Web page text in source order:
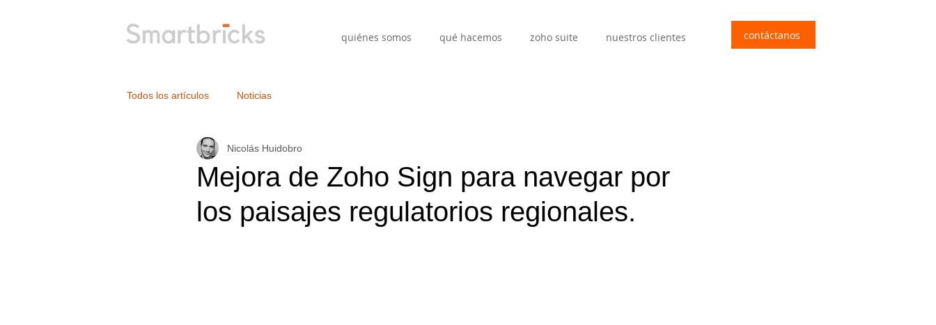
quiénes somos qué hacemos zoho suite nuestros clientes contáctanos
Todos los artículos Noticias
Mejora de Zoho Sign para navegar por
los paisajes regulatorios regionales.
Nicolás Huidobro